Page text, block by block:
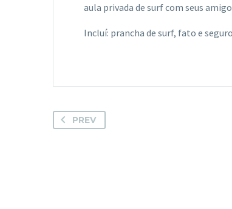
aula privada de surf com seus
Incluí: prancha de surf, fato e
PREV